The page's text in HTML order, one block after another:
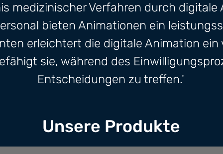
medizinischer Verfahren durch
bieten Animationen ein
erleichtert die digitale Animation ein
sie, während des
Entscheidungen zu treffen.'
Unsere Produkte